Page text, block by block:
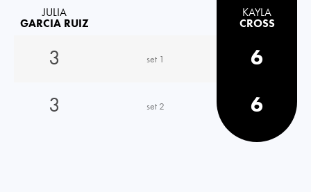
JULIA
GARCIA RUIZ
KAYLA
CROSS
3 set 1
6
3
set 2 6